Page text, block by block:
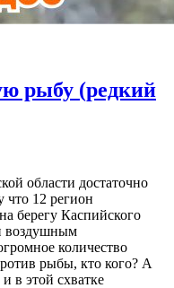
рыбу (редкий
области достаточно
что 12 регион
берегу Каспийского
воздушным
количество
рыбы, кто кого? А
в этой схватке